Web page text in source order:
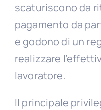
scaturiscono da
pagamento da
e godono di un
realizzare
lavoratore.
Il principale